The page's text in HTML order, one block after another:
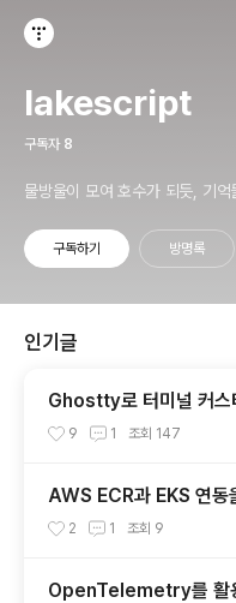
lakescript
구독자 8
물방울이 모여 호수가 되듯, 기
구독하기 방명록
인기글
Ghostty로 터미널 커스
글 폰트 적용)
9 1 조회 147
AWS ECR과 EKS 연동
미지 배포하기
2 1 조회 9
OpenTelemetry를 활